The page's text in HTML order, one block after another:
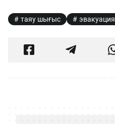
таяу шығыс эвакуация